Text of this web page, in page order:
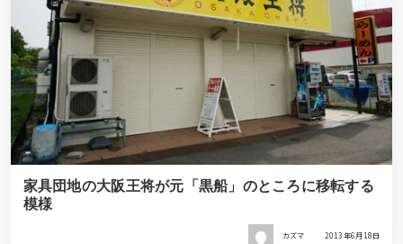
家具団地の大阪王将が元「黒船」のところに移転する
模様
カズマ 2013年6月18日